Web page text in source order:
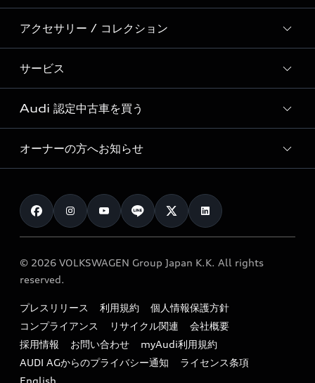
Audi Sport
Formula 1®
デジタルサービス
新車在庫検索
試乗車・展示車検索
見積もり依頼
試乗予約
モデル一覧
特別仕様モデル / 限定モデル
e-tronラインアップ
価格シミュレーション
車両比較
カタログ一覧
アクセサリー / コレクション
純正アクセサリー
オンラインショップ
Audi collection
アウディナビアプリ
サービス
サービス入庫予約
サービスプログラム
メンテナンス
車検 / 定期点検
e-tronアフターサポート
myAudi
Audi 認定中古車を買う
Audi認定中古車
クオリティ
保証
メンテナンス
ファイナンス
キャンペーン / イベント
買取査定
オーナーの方へお知らせ
お知らせ
オーナー様向けキャンペーン
特定整備適用車一覧
リサイクル法
よくある質問（FAQ）
© 2026 VOLKSWAGEN Group Japan K.K. All rights
reserved.
プレスリリース 利用規約
個人情報保護方針
コンプライアンス
リサイクル関連
会社概要
採用情報
お問い合わせ
myAudi利用規約
AUDI AGからのプライバシー通知
ライセンス条項
English